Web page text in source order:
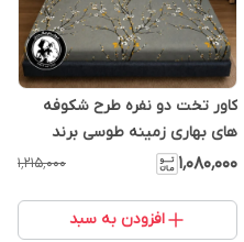
کاور تخت دو نفره طرح شکوفه
های بهاری زمینه طوسی برند
خوشنام هگمتان کد 300
۱٬۰۸۰٬۰۰۰ ۱٬۲۱۵٬۰۰۰
افزودن به سبد